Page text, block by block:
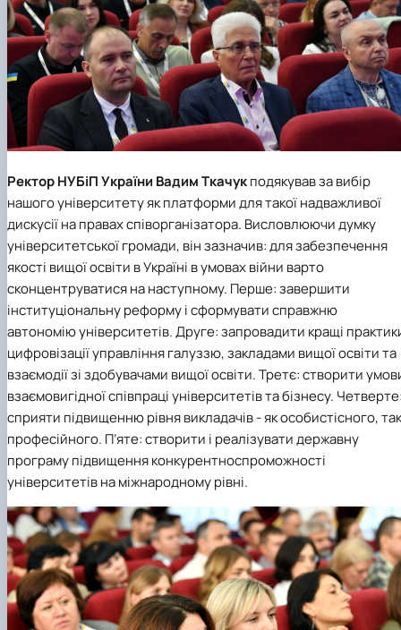
РекторНУБіП України Вадим Ткачукподякував за вибір
нашого університету як платформи для такої надважливої
дискусії на правах співорганізатора. Висловлюючи думку
університетської громади, він зазначив: для забезпечення
якості вищої освіти в Україні в умовах війни варто
сконцентруватися на наступному. Перше: завершити
інституціональну реформу і сформувати справжню
автономію університетів. Друге: запровадити кращі
цифровізації управління галуззю, закладами вищої освіти та
взаємодії зі здобувачами вищої освіти. Третє: створити
взаємовигідної співпраці університетів та бізнесу.
сприяти підвищенню рівня викладачів - як особистісного, так
професійного. П’яте: створити і реалізувати державну
програму підвищення конкурентноспроможності
університетів на міжнародному рівні.